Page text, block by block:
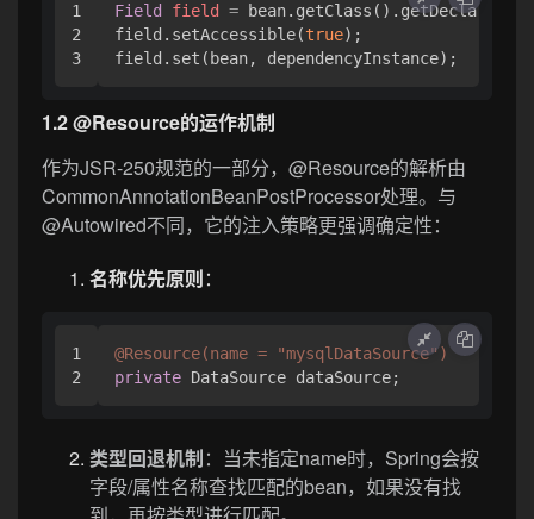
1
2
Field field =
field.setAccessible(true);
1.2 @Resource的运作机制
作为JSR-250规范的一部分，@Resource的解析由
CommonAnnotationBeanPostProcessor处理。与
@Autowired不同，它的注入策略更强调确定性：
名称优先原则：
1
@Resource(name = "mysqlDataSource")
private
类型回退机制：当未指定name时，Spring会按
字段/属性名称查找匹配的bean，如果没有找